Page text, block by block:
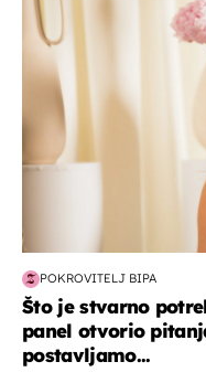
POKROVITELJ BIPA
Što je stvarno
panel otvorio
postavljamo...